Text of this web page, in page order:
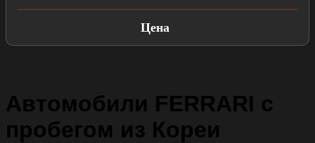
Цена
Автомобили FERRARI с
пробегом из Кореи